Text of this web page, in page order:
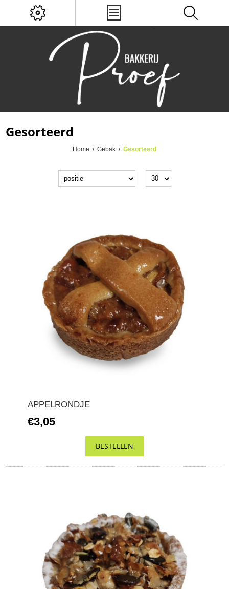
Gesorteerd
Home / Gebak / Gesorteerd
APPELRONDJE
€3,05